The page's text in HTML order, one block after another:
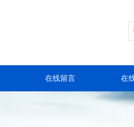
在线留言 在